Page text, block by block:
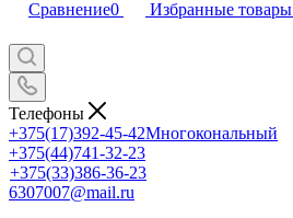
Сравнение0 Избранные товары
Телефоны
+375(17)392-45-42Многокональный
+375(44)741-32-23
+375(33)386-36-23
6307007@mail.ru